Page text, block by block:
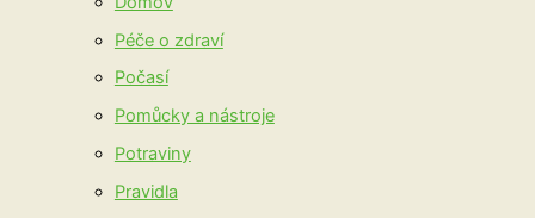
Péče o zdraví
Počasí
Pomůcky a nástroje
Potraviny
Pravidla